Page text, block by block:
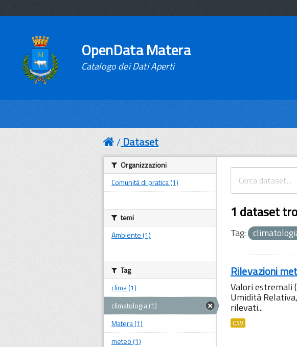
OpenData Matera
Catalogo dei Dati Aperti
Dataset
1 dataset
Tag:
Rilevazioni
Valori estremali
Umidità
rilevati...
CSV
Organizzazioni
Comunità di pratica (1)
temi
Ambiente (1)
Tag
clima (1)
climatologia (1)
Matera (1)
meteo (1)